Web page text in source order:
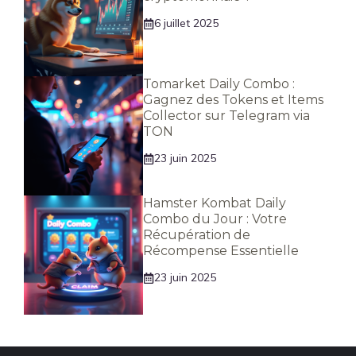
6 juillet 2025
Tomarket Daily Combo :
Gagnez des Tokens et Items
Collector sur Telegram via
TON
23 juin 2025
Hamster Kombat Daily
Combo du Jour : Votre
Récupération de
Récompense Essentielle
23 juin 2025